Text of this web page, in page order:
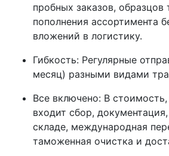
пробных заказов, образцов
пополнения ассортимента
вложений в логистику.
Гибкость: Регулярные
месяц) разными видами
Все включено: В
входит сбор,
складе, международная
таможенная очистка и